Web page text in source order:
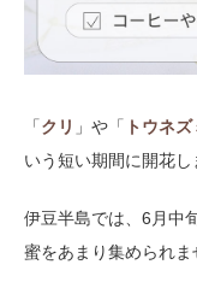
「クリ 」や「 トウネ
いう短い期間に開花し
伊豆半島では、6月中
蜜をあまり集められま